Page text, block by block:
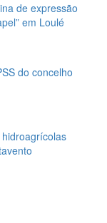
de expressão
em Loulé
do concelho